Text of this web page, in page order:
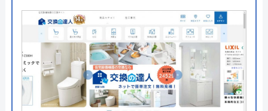
公式サイトで
料金詳細を見る
今すぐ電話で相談する
0120-079-560
受付時間： 9:00～20:00